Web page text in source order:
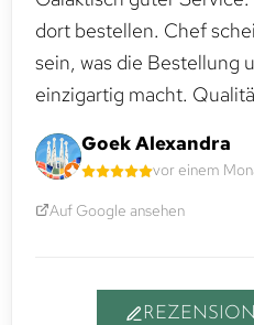
dort bestellen. Chef
sein, was die Bestellung
einzigartig macht.
Goek Alexandra
vor einem
Auf Google ansehen